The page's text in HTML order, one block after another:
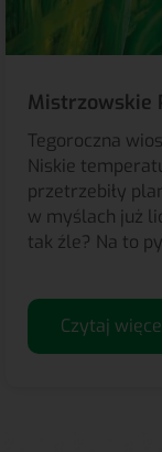
Mistrzowskie
Tegoroczna
Niskie
przetrzebiły
w myślach już
tak źle? Na to
Czytaj